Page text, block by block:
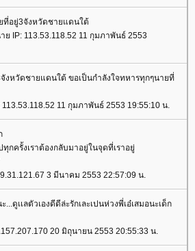
ที่อยู่3จังหวัดชายแดนใต้
IP: 113.53.118.52 11 กุมภาพันธ์ 2553
งหวัดชายแดนใต้ ขอเป็นกำลังใจทหารทุกๆนายที่
11 กุมภาพันธ์ 2553 19:55:10 น.
ทุกครั้งเราต้องกลับมาอยู่ในจุดที่เราอยู่
3 มีนาคม 2553 22:57:09 น.
ดูเเลตัวเองดีดีล่ะรักเละเปนห่วงพี่เอ๋เสมอนะเด็ก
20 มิถุนายน 2553 20:55:33 น.